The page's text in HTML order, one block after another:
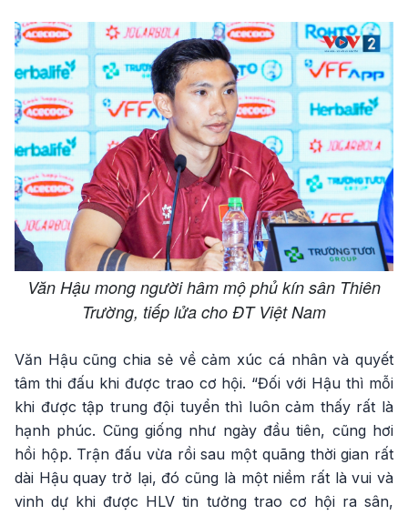
Văn Hậu mong người hâm mộ phủ kín sân Thiên
Trường, tiếp lửa cho ĐT Việt Nam
Văn Hậu cũng chia sẻ về cảm xúc cá nhân và quyết
tâm thi đấu khi được trao cơ hội. “Đối với Hậu thì mỗi
khi được tập trung đội tuyển thì luôn cảm thấy rất là
hạnh phúc. Cũng giống như ngày đầu tiên, cũng hơi
hồi hộp. Trận đấu vừa rồi sau một quãng thời gian rất
dài Hậu quay trở lại, đó cũng là một niềm rất là vui và
vinh dự khi được HLV tin tưởng trao cơ hội ra sân,